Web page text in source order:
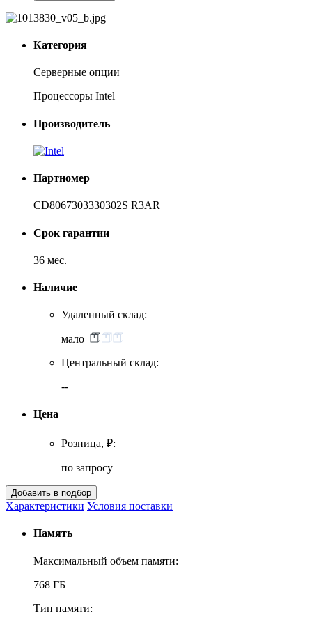
Категория
Серверные опции
Процессоры Intel
Производитель
Партномер
CD8067303330302S R3AR
Срок гарантии
36 мес.
Наличие
Удаленный склад:
мало
Центральный склад:
--
Цена
Розница, ₽:
по запросу
Характеристики Условия поставки
Память
Максимальный объем памяти:
768 ГБ
Тип памяти: